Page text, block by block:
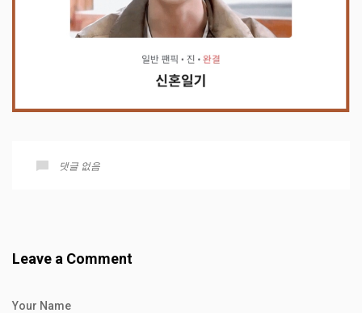
댓글 없음
Leave a Comment
Your Name